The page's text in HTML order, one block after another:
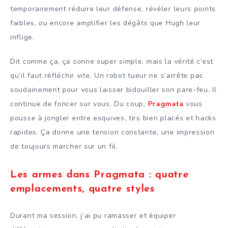
temporairement réduire leur défense, révéler leurs points
faibles, ou encore amplifier les dégâts que Hugh leur
inflige.
Dit comme ça, ça sonne super simple, mais la vérité c’est
qu’il faut réfléchir vite. Un robot tueur ne s’arrête pas
soudainement pour vous laisser bidouiller son pare-feu. Il
continue de foncer sur vous. Du coup, Pragmata vous
pousse à jongler entre esquives, tirs bien placés et hacks
rapides. Ça donne une tension constante, une impression
de toujours marcher sur un fil.
Les armes dans Pragmata : quatre
emplacements, quatre styles
Durant ma session, j’ai pu ramasser et équiper